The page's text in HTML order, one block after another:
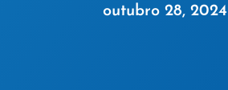
outubro 28, 2024